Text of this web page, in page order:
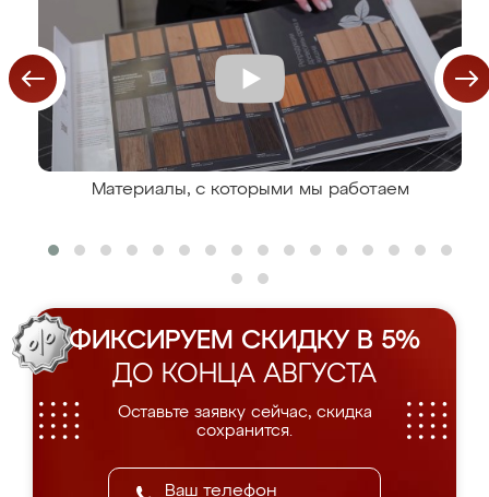
Материалы, с которыми мы работаем
ФИКСИРУЕМ СКИДКУ В 5%
ДО КОНЦА АВГУСТА
Оставьте заявку сейчас, скидка
сохранится.